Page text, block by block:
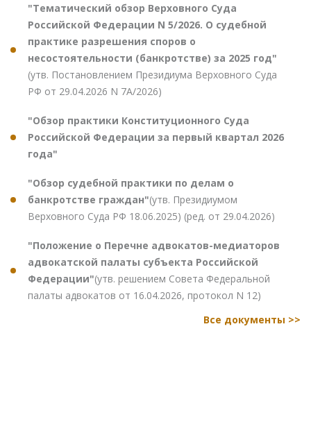
"Тематический обзор Верховного Суда
Российской Федерации N 5/2026. О судебной
практике разрешения споров о
несостоятельности (банкротстве) за 2025 год"
(утв. Постановлением Президиума Верховного Суда
РФ от 29.04.2026 N 7А/2026)
"Обзор практики Конституционного Суда
Российской Федерации за первый квартал 2026
года"
"Обзор судебной практики по делам о
банкротстве граждан"(утв. Президиумом
Верховного Суда РФ 18.06.2025) (ред. от 29.04.2026)
"Положение о Перечне адвокатов-медиаторов
адвокатской палаты субъекта Российской
Федерации"(утв. решением Совета Федеральной
палаты адвокатов от 16.04.2026, протокол N 12)
Все документы >>